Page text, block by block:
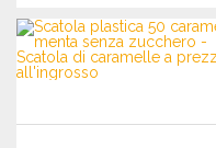
ORDINARE
Richiedi un preventivo